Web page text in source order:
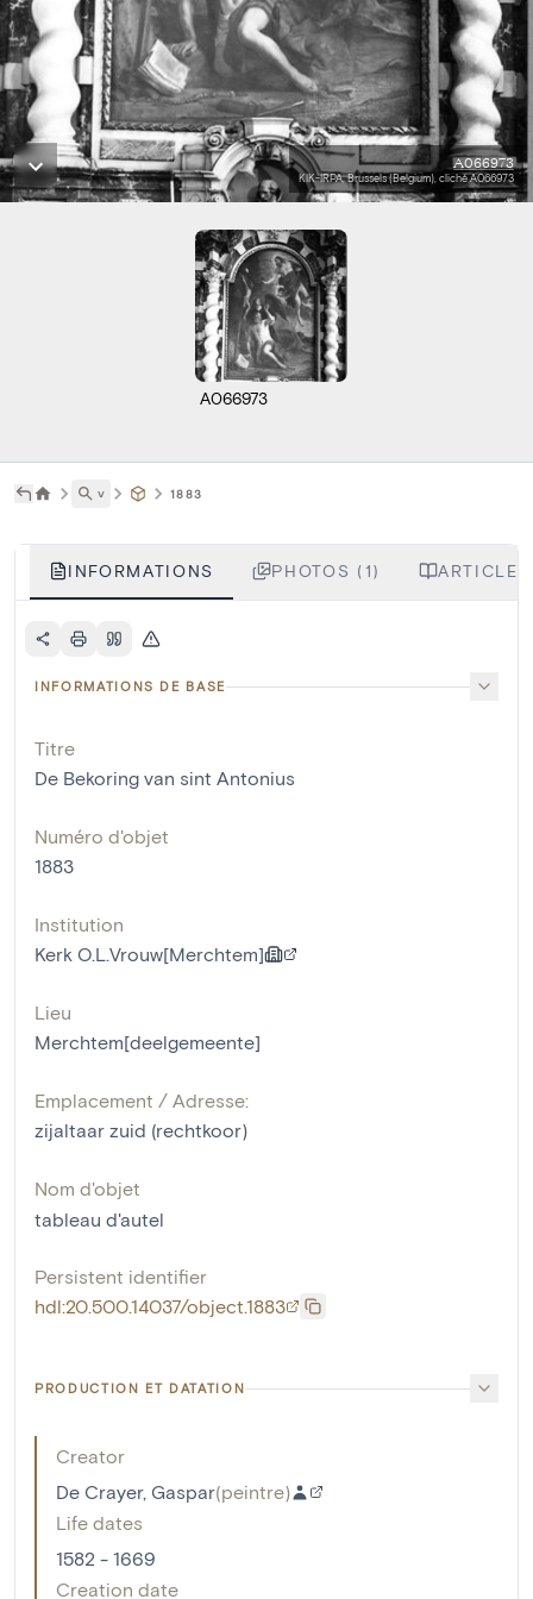
A066973
KIK-IRPA, Brussels (Belgium), cliché A066973
A066973
˅ 1883
INFORMATIONS PHOTOS (1)
INFORMATIONS DE BASE
Titre
De Bekoring van sint Antonius
Numéro d'objet
1883
Institution
Kerk O.L.Vrouw[Merchtem]
Lieu
Merchtem[deelgemeente]
Emplacement / Adresse:
zijaltaar zuid (rechtkoor)
Nom d'objet
tableau d'autel
Persistent identifier
hdl:20.500.14037/object.1883
PRODUCTION ET DATATION
Creator
De Crayer, Gaspar(peintre)
Life dates
1582 - 1669
Creation date